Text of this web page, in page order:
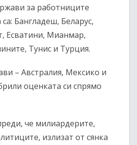
за работниците
Бангладеш, Беларус,
Есватини, Мианмар,
Тунис и Турция.
– Австралия, Мексико и
оценката си спрямо
че милиардерите,
излизат от сянка